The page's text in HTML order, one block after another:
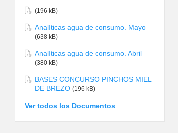
(196 kB)
Analíticas agua de consumo. Mayo
(638 kB)
Analíticas agua de consumo. Abril
(380 kB)
BASES CONCURSO PINCHOS MIEL
DE BREZO (196 kB)
Ver todos los Documentos